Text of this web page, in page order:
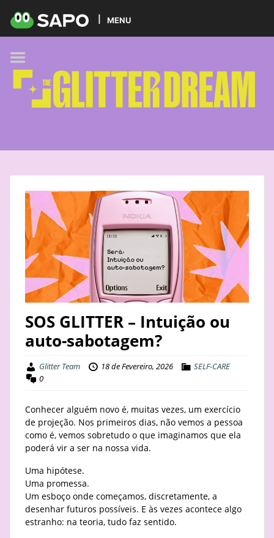
MENU
SOS GLITTER – Intuição ou
auto-sabotagem?
Glitter Team 18 de Fevereiro, 2026
SELF-CARE
0
Conhecer alguém novo é, muitas vezes, um exercício
de projeção. Nos primeiros dias, não vemos a pessoa
como é, vemos sobretudo o que imaginamos que ela
poderá vir a ser na nossa vida.
Uma hipótese.
Uma promessa.
Um esboço onde começamos, discretamente, a
desenhar futuros possíveis. E às vezes acontece algo
estranho: na teoria, tudo faz sentido.
HOME
PODCAST
GLITTER BRANDS
KIDS
TREND
BEAUTY
PETS
MUSIC
STAY
BUSINESS
ABOUT